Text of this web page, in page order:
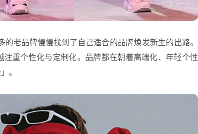
老品牌慢慢找到了自己适合的品牌焕发新生的出路。
重个性化与定制化。品牌都在朝着高端化、年轻个性
。